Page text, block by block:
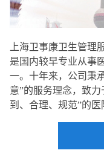
上海卫事康卫生管理
是国内较早专业从事
一。十年来，公司秉
意”的服务理念，致
到、合理、规范”的医